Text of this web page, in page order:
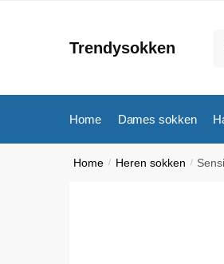
Trendysokken
Home Dames sokken
Home / Heren sokken /